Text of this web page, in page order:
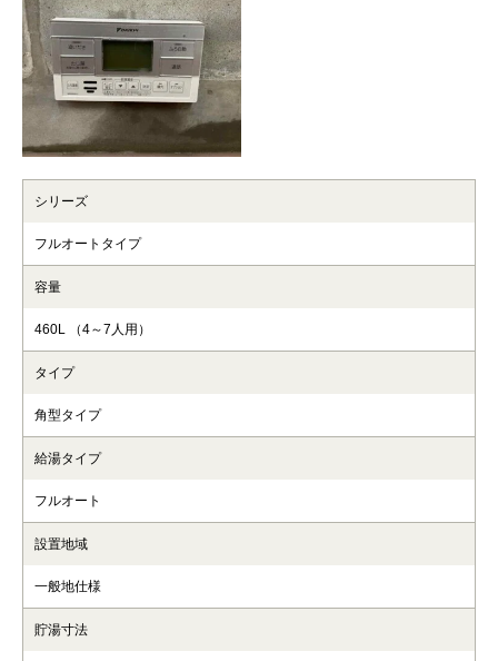
シリーズ
フルオートタイプ
容量
460L （4～7人用）
タイプ
角型タイプ
給湯タイプ
フルオート
設置地域
一般地仕様
貯湯寸法